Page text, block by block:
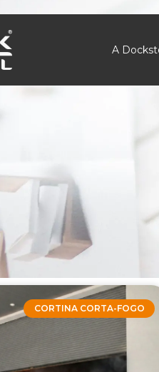
A
CORTINA CORTA-FOGO